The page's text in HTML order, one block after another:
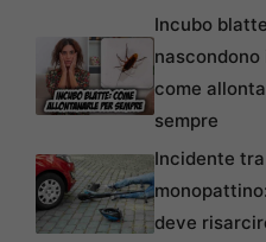
Incubo
nascondono
come
sempre
Incidente
deve